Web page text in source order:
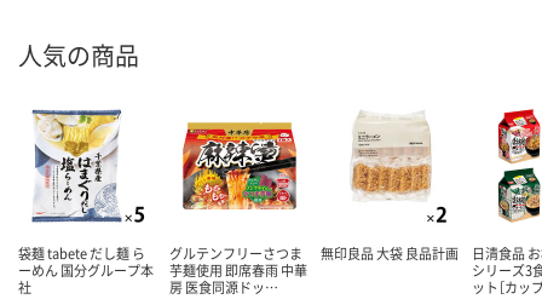
人気の商品
袋麺 tabete だし麺 ら
ーめん 国分グループ本
社
グルテンフリーさつま
芋麺使用 即席春雨 中華
房 医食同源ドッ…
無印良品 大袋 良品計画
日清食品
シリーズ3
ット［カ